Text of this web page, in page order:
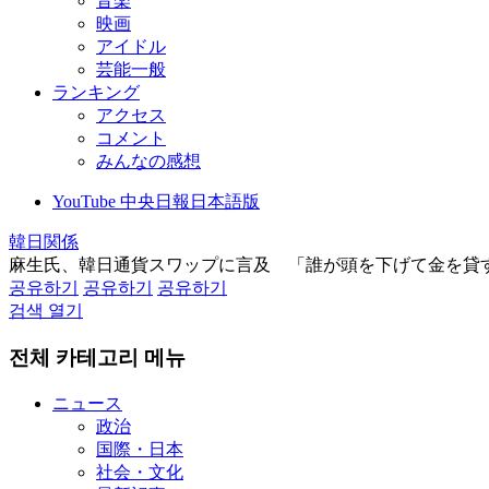
映画
アイドル
芸能一般
ランキング
アクセス
コメント
みんなの感想
YouTube 中央日報日本語版
韓日関係
麻生氏、韓日通貨スワップに言及 「誰が頭を下げて金を貸
공유하기
공유하기
공유하기
검색 열기
전체 카테고리 메뉴
ニュース
政治
国際・日本
社会・文化